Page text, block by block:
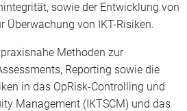
sowie der Entwicklung von
Überwachung von IKT-Risiken.
Methoden zur
Reporting sowie die
in das OpRisk-Controlling und
Management (IKTSCM) und das